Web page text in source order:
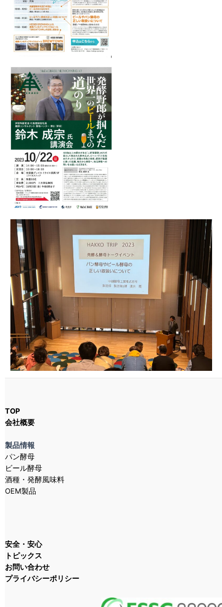
TOP
会社概要
製品情報
パン酵母
ビール酵母
酒種・発酵風味料
OEM製品
安全・安心
トピックス
お問い合わせ
プライバシーポリシー